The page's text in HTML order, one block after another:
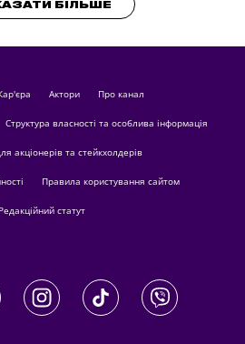
БІЛЬШЕ
Кар'єра актори Про канал
Структура власності та особлива інформація
акціонерів та стейкхолдерів
Правила користування сайтом
Редакційний статут